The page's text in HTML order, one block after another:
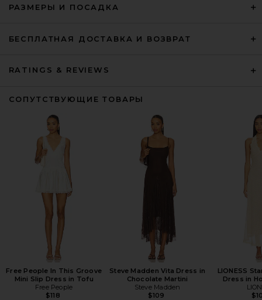
РАЗМЕРЫ И ПОСАДКА
БЕСПЛАТНАЯ ДОСТАВКА И ВОЗВРАТ
RATINGS & REVIEWS
СОПУТСТВУЮЩИЕ ТОВАРЫ
Free People In This Groove
Mini Slip Dress in Tofu
Free People
$118
Steve Madden Vita Dress in
Chocolate Martini
Steve Madden
$109
LIONESS
Dress in